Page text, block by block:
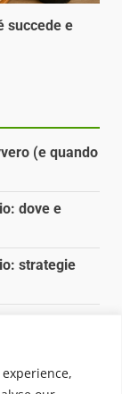
succede e
(e quando
dove e
strategie